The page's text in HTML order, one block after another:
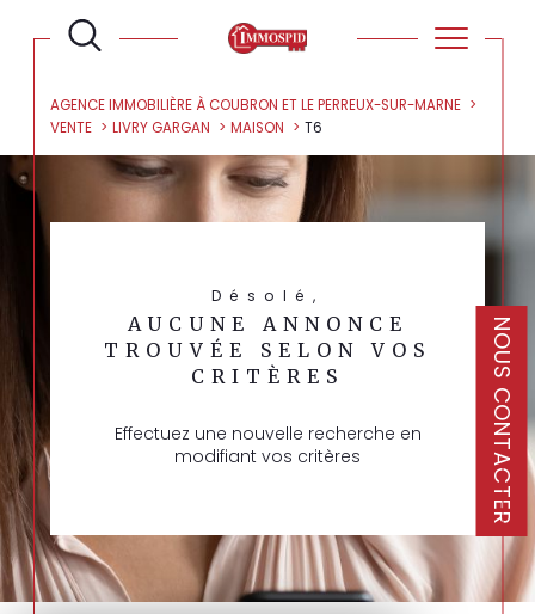
NOUS CONTACTER
AGENCE IMMOBILIÈRE À COUBRON ET LE PERREUX-SUR-MARNE
VENTE
LIVRY GARGAN MAISON T6
Désolé,
AUCUNE ANNONCE
TROUVÉE SELON VOS
CRITÈRES
Effectuez une nouvelle recherche en
modifiant vos critères